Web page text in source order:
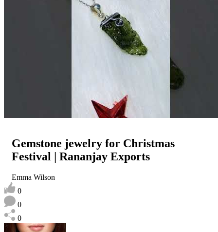
Gemstone jewelry for Christmas
Festival | Rananjay Exports
Emma Wilson
0
0
0